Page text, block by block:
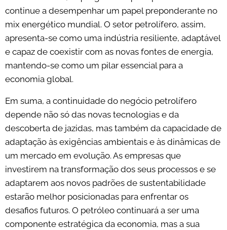
continue a desempenhar um papel preponderante no
mix energético mundial. O setor petrolífero, assim,
apresenta-se como uma indústria resiliente, adaptável
e capaz de coexistir com as novas fontes de energia,
mantendo-se como um pilar essencial para a
economia global.
Em suma, a continuidade do negócio petrolífero
depende não só das novas tecnologias e da
descoberta de jazidas, mas também da capacidade de
adaptação às exigências ambientais e às dinâmicas de
um mercado em evolução. As empresas que
investirem na transformação dos seus processos e se
adaptarem aos novos padrões de sustentabilidade
estarão melhor posicionadas para enfrentar os
desafios futuros. O petróleo continuará a ser uma
componente estratégica da economia, mas a sua